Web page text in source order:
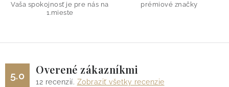
Vaša spokojnosť je pre nás na
1.mieste
prémiové značky
5.0 Overené zákazníkmi
12 recenzií. Zobraziť všetky recenzie